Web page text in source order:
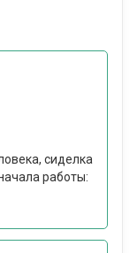
сиделка
работы: